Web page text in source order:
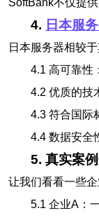
SoftBank不仅提
4. 日本服
日本服务器相较
4.1 高可靠性
4.2 优质的技
4.3 符合国际
4.4 数据安全
5. 真实案
让我们看看一些
5.1 企业A：